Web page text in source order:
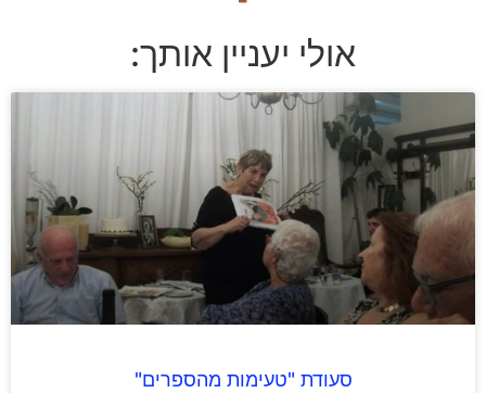
אולי יעניין אותך:
סעודת "טעימות מהספרים"